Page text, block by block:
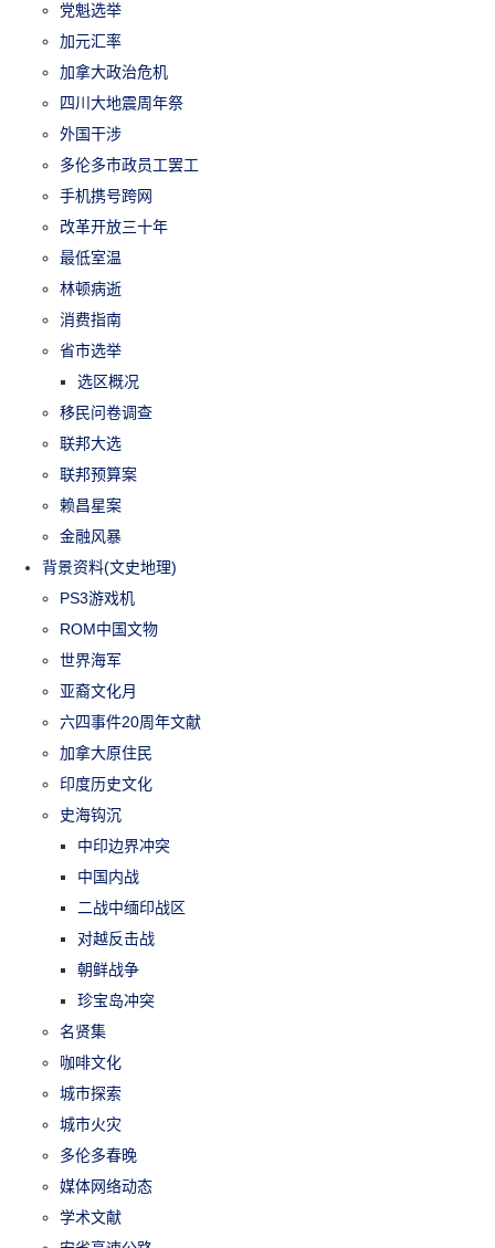
党魁选举
加元汇率
加拿大政治危机
四川大地震周年祭
外国干涉
多伦多市政员工罢工
手机携号跨网
改革开放三十年
最低室温
林顿病逝
消费指南
省市选举
选区概况
移民问卷调查
联邦大选
联邦预算案
赖昌星案
金融风暴
背景资料(文史地理)
PS3游戏机
ROM中国文物
世界海军
亚裔文化月
六四事件20周年文献
加拿大原住民
印度历史文化
史海钩沉
中印边界冲突
中国内战
二战中缅印战区
对越反击战
朝鲜战争
珍宝岛冲突
名贤集
咖啡文化
城市探索
城市火灾
多伦多春晚
媒体网络动态
学术文献